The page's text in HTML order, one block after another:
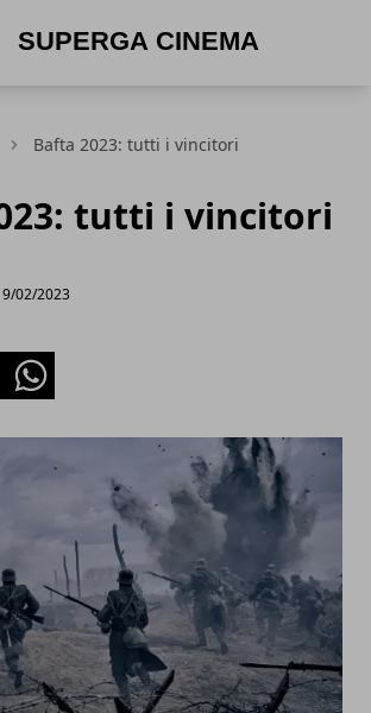
Bafta 2023: tutti i vincitori
tutti i vincitori
02/2023
Whatsapp